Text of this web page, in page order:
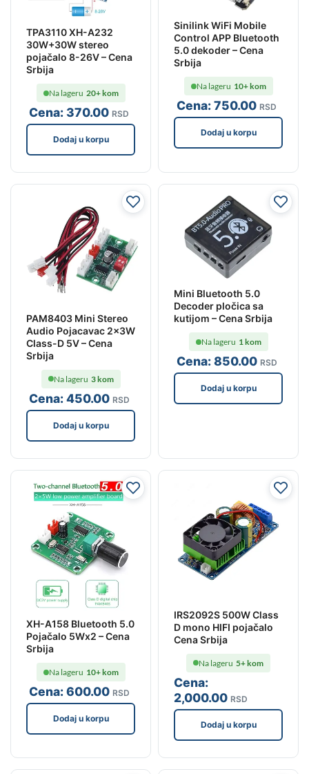
TPA3110 XH-A232
30W+30W stereo
pojačalo 8-26V – Cena
Srbija
Cena:370.00 RSD
Na lageru 20+ kom
Dodaj u korpu
Sinilink WiFi Mobile
Control APP Bluetooth
5.0 dekoder – Cena
Srbija
Cena:750.00 RSD
Na lageru 10+ kom
Dodaj u korpu
PAM8403 Mini Stereo
Audio Pojacavac 2x3W
Class-D 5V – Cena
Srbija
Cena:450.00 RSD
Na lageru 3 kom
Dodaj u korpu
Mini Bluetooth 5.0
Decoder pločica sa
kutijom – Cena Srbija
Cena:850.00 RSD
Na lageru 1 kom
Dodaj u korpu
XH-A158 Bluetooth 5.0
Pojačalo 5Wx2 – Cena
Srbija
Cena:600.00 RSD
Na lageru 10+ kom
Dodaj u korpu
IRS2092S 500W Class
D mono HIFI pojačalo
Cena Srbija
Cena:
2,000.00 RSD
Na lageru 5+ kom
Dodaj u korpu